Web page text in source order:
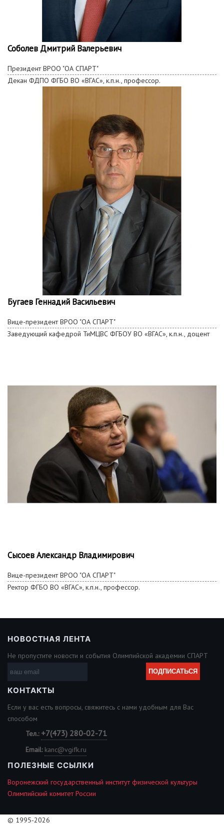
Соболев Дмитрий Валерьевич
Президент ВРОО "ОА СПАРТ"
Декан ФДПО ФГБО ВО «ВГАС», к.п.н., профессор.
Бугаев Геннадий Васильевич
Вице-президент ВРОО "ОА СПАРТ"
Заведующий кафедрой ТиМЦВС ФГБОУ ВО «ВГАС», к.п.н., доцент
Сысоев Александр Владимирович
Вице-президент ВРОО "ОА СПАРТ"
Ректор ФГБО ВО «ВГАС», к.п.н., профессор.
НОВОСТНАЯ ЛЕНТА
Не пропустите новости и события Олимпийской академии СПАРТ
КОНТАКТЫ
Если у вас есть вопросы, свяжитесь с нами удобным для Вас
способом
Тел.: +7(473) 280-02-71
Email: kanc@vgifk.ru
ПОЛЕЗНЫЕ ССЫЛКИ
Воронежский государственный институт физической культуры
Олимпийский комитет России
© 1995-2026